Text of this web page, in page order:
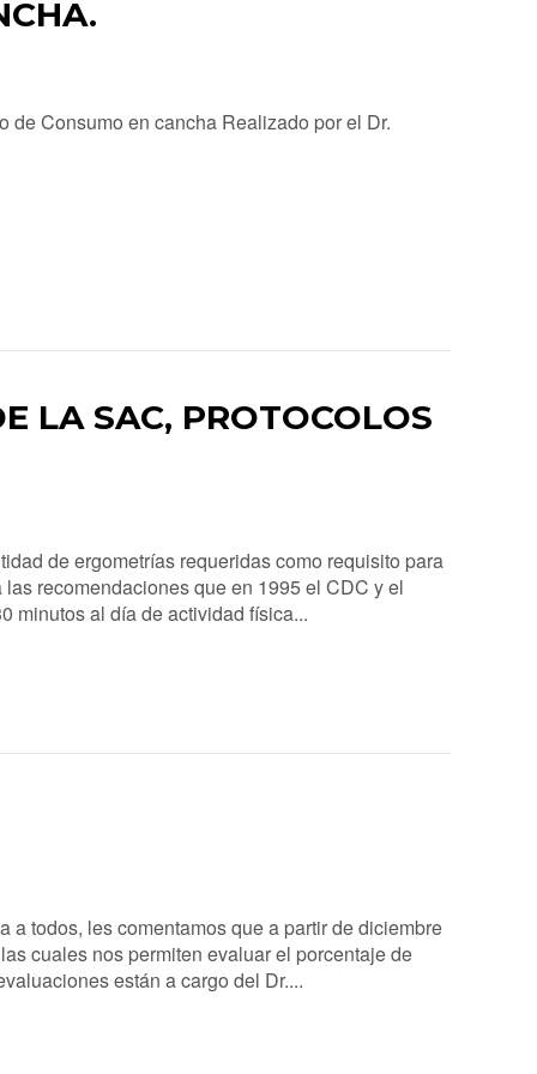
de Consumo en cancha Realizado por el Dr.
LA SAC, PROTOCOLOS
de ergometrías requeridas como requisito para
recomendaciones que en 1995 el CDC y el
minutos al día de actividad física...
todos, les comentamos que a partir de diciembre
cuales nos permiten evaluar el porcentaje de
están a cargo del Dr....